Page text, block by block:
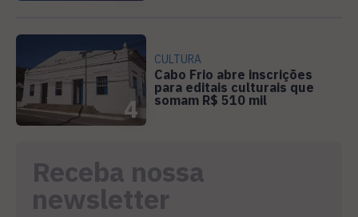
4
CULTURA
Cabo Frio abre inscrições
para editais culturais que
somam R$ 510 mil
Receba nossa
newsletter